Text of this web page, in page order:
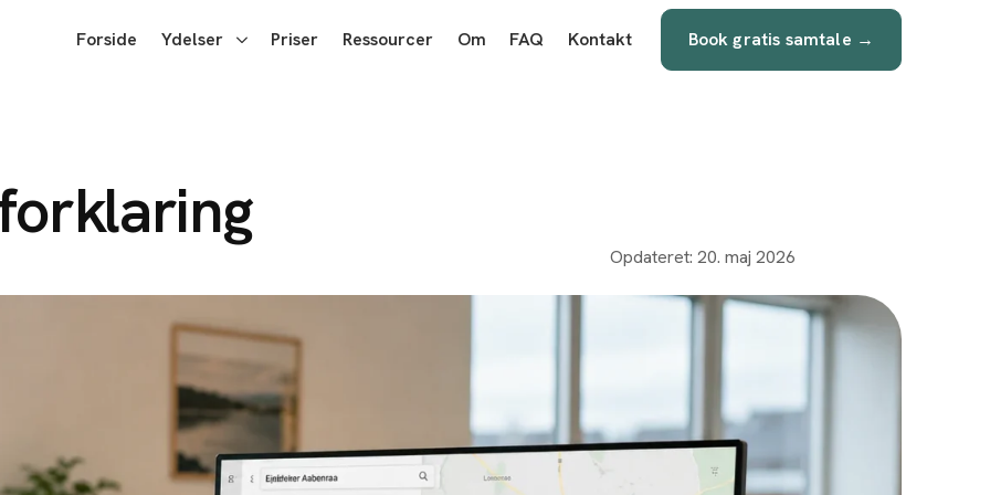
Forside Ydelser Priser Ressourcer Om FAQ Kontakt Book gratis samtale →
Opdateret: 20. maj 2026